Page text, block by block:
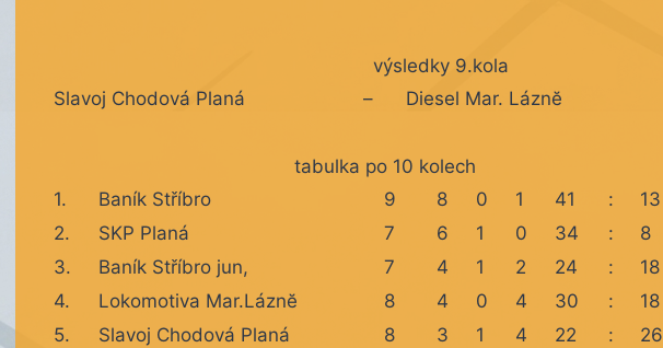
výsledky 9.kola
Slavoj Chodová Planá
– Diesel Mar. Láznĕ
tabulka po 10 kolech
1.
Baník Stříbro 9 8 0 1 41 : 13
2.
SKP Planá 7 6 1 0 34 : 8
3.
Baník Stříbro jun, 7 4 1 2 24 : 18
4.
Lokomotiva Mar.Láznĕ 8 4 0 4 30 : 18
5.
Slavoj Chodová Planá 8 3 1 4 22 : 26